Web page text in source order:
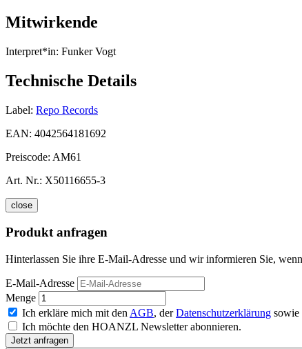
Mitwirkende
Interpret*in: Funker Vogt
Technische Details
Label: Repo Records
EAN: 4042564181692
Preiscode: AM61
Art. Nr.: X50116655-3
close
Produkt anfragen
Hinterlassen Sie ihre E-Mail-Adresse und wir informieren Sie,
E-Mail-Adresse
Menge
Ich erkläre mich mit den AGB, derDatenschutzerklärung sowie
Ich möchte den HOANZL Newsletter abonnieren.